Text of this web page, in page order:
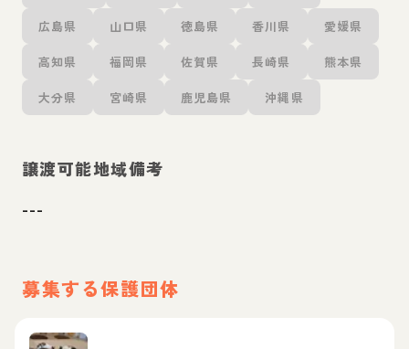
広島県 山口県 徳島県 香川県 愛媛県
高知県 福岡県 佐賀県 長崎県 熊本県
大分県 宮崎県 鹿児島県 沖縄県
譲渡可能地域備考
---
募集する保護団体